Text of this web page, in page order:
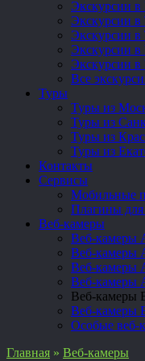
Экскурсии
Экскурсии в
Экскурсии
Экскурсии
Экскурсии
Все
Туры
Туры из
Туры из
Туры из
Туры из
Контакты
Сервисы
Мобильные
Плагины для
Веб-камеры
Веб-камеры
Веб-камеры
Веб-камеры
Веб-камеры
Веб-камеры
Веб-камеры
Особые веб-
Главная » Веб-камеры